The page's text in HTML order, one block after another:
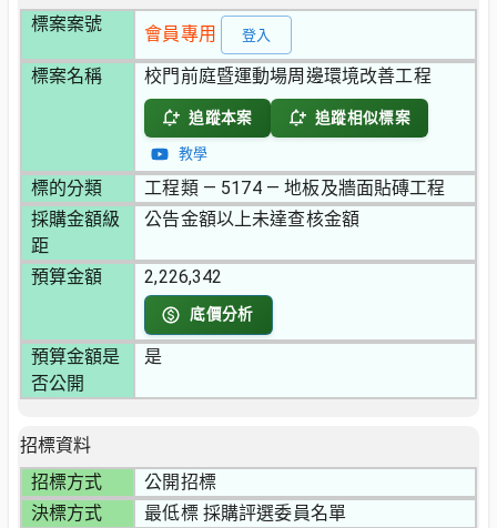
標案案號
會員專用 登入
標案名稱 校門前庭暨運動場周邊環境改善工程
追蹤本案 追蹤相似標案
教學
標的分類
工程類 — 5174 — 地板及牆面貼磚工程
採購金額級
距
公告金額以上未達查核金額
預算金額 2,226,342
底價分析
預算金額是
否公開
是
招標資料
招標方式
公開招標
決標方式
最低標 採購評選委員名單